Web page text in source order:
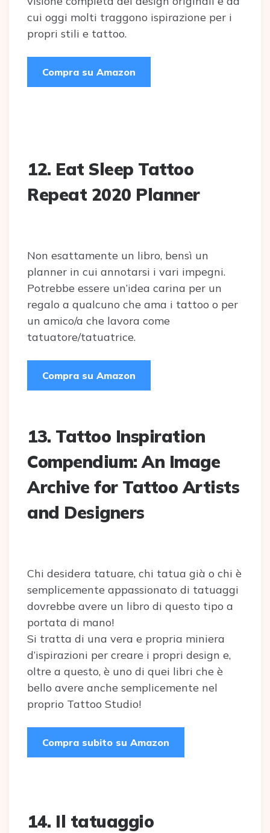
cui oggi molti traggono ispirazione per i
propri stili e tattoo.
Compra su Amazon
12. Eat Sleep Tattoo
Repeat 2020 Planner
Non esattamente un libro, bensì un
planner in cui annotarsi i vari impegni.
Potrebbe essere un’idea carina per un
regalo a qualcuno che ama i tattoo o per
un amico/a che lavora come
tatuatore/tatuatrice.
Compra su Amazon
13. Tattoo Inspiration
Compendium: An Image
Archive for Tattoo Artists
and Designers
Chi desidera tatuare, chi tatua già o chi è
semplicemente appassionato di tatuaggi
dovrebbe avere un libro di questo tipo a
portata di mano!
Si tratta di una vera e propria miniera
d’ispirazioni per creare i propri design e,
oltre a questo, è uno di quei libri che è
bello avere anche semplicemente nel
proprio Tattoo Studio!
Compra subito su Amazon
14. Il tatuaggio